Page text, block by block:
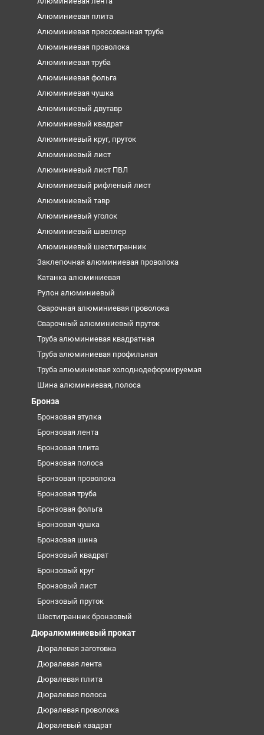
Алюминиевая плита
Алюминиевая прессованная труба
Алюминиевая проволока
Алюминиевая труба
Алюминиевая фольга
Алюминиевая чушка
Алюминиевый двутавр
Алюминиевый квадрат
Алюминиевый круг, пруток
Алюминиевый лист
Алюминиевый лист ПВЛ
Алюминиевый рифленый лист
Алюминиевый тавр
Алюминиевый уголок
Алюминиевый швеллер
Алюминиевый шестигранник
Заклепочная алюминиевая проволока
Катанка алюминиевая
Рулон алюминиевый
Сварочная алюминиевая проволока
Сварочный алюминиевый пруток
Труба алюминиевая квадратная
Труба алюминиевая профильная
Труба алюминиевая холоднодеформируемая
Шина алюминиевая, полоса
Бронза
Бронзовая втулка
Бронзовая лента
Бронзовая плита
Бронзовая полоса
Бронзовая проволока
Бронзовая труба
Бронзовая фольга
Бронзовая чушка
Бронзовая шина
Бронзовый квадрат
Бронзовый круг
Бронзовый лист
Бронзовый пруток
Шестигранник бронзовый
Дюралюминиевый прокат
Дюралевая заготовка
Дюралевая лента
Дюралевая плита
Дюралевая полоса
Дюралевая проволока
Дюралевый квадрат